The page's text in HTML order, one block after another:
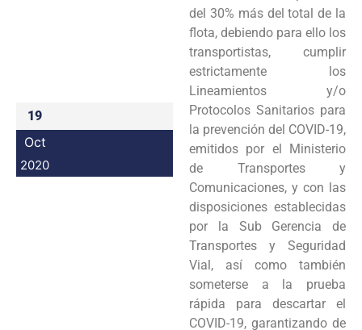
19
Oct
2020
del 30% más del total de la
flota, debiendo para ello los
transportistas, cumplir
estrictamente los
Lineamientos y/o
Protocolos Sanitarios para
la prevención del COVID-19,
emitidos por el Ministerio
de Transportes y
Comunicaciones, y con las
disposiciones establecidas
por la Sub Gerencia de
Transportes y Seguridad
Vial, así como también
someterse a la prueba
rápida para descartar el
COVID-19, garantizando de